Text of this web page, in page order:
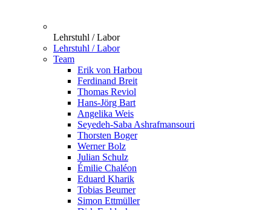
Lehrstuhl / Labor
Lehrstuhl / Labor
Team
Erik von Harbou
Ferdinand Breit
Thomas Reviol
Hans-Jörg Bart
Angelika Weis
Seyedeh-Saba Ashrafmansouri
Thorsten Boger
Werner Bolz
Julian Schulz
Émilie Chaléon
Eduard Kharik
Tobias Beumer
Simon Ettmüller